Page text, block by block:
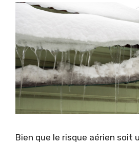
Bien que le risque aérien soit